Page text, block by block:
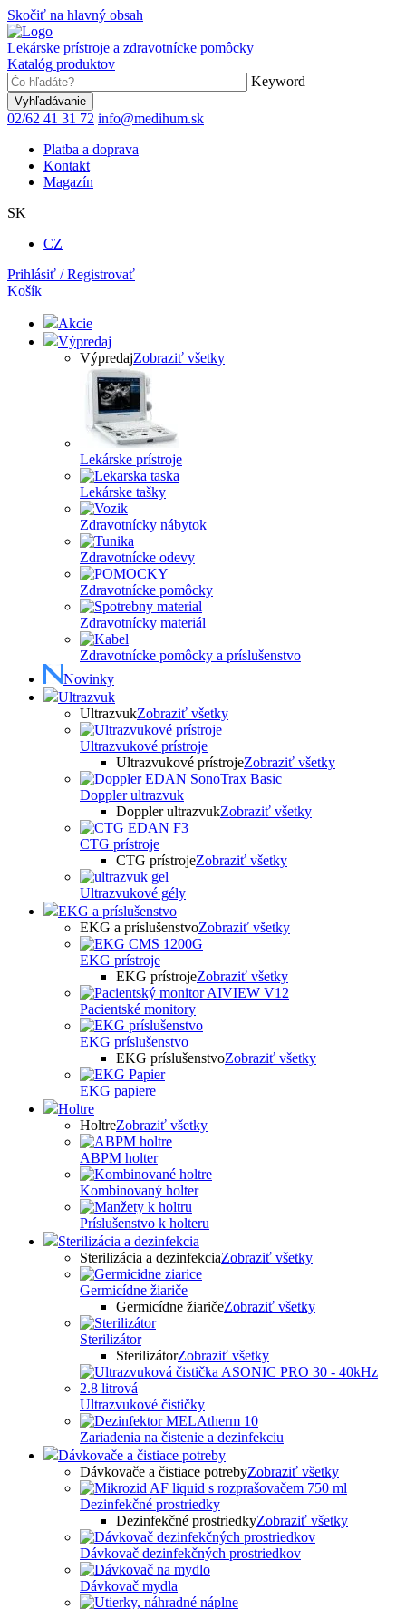
Skočiť na hlavný obsah
Lekárske prístroje a zdravotnícke pomôcky
Katalóg produktov
Keyword
02/62 41 31 72 info@medihum.sk
Platba a doprava
Kontakt
Magazín
SK
CZ
Prihlásiť / Registrovať
Košík
Akcie
Výpredaj
VýpredajZobraziť všetky
Lekárske prístroje
Lekárske tašky
Zdravotnícky nábytok
Zdravotnícke odevy
Zdravotnícke pomôcky
Zdravotnícky materiál
Zdravotnícke pomôcky a príslušenstvo
Novinky
Ultrazvuk
UltrazvukZobraziť všetky
Ultrazvukové prístroje
Ultrazvukové prístrojeZobraziť všetky
Doppler ultrazvuk
Doppler ultrazvukZobraziť všetky
CTG prístroje
CTG prístrojeZobraziť všetky
Ultrazvukové gély
EKG a príslušenstvo
EKG a príslušenstvoZobraziť všetky
EKG prístroje
EKG prístrojeZobraziť všetky
Pacientské monitory
EKG príslušenstvo
EKG príslušenstvoZobraziť všetky
EKG papiere
Holtre
HoltreZobraziť všetky
ABPM holter
Kombinovaný holter
Príslušenstvo k holteru
Sterilizácia a dezinfekcia
Sterilizácia a dezinfekciaZobraziť všetky
Germicídne žiariče
Germicídne žiaričeZobraziť všetky
Sterilizátor
SterilizátorZobraziť všetky
Ultrazvukové čističky
Zariadenia na čistenie a dezinfekciu
Dávkovače a čistiace potreby
Dávkovače a čistiace potrebyZobraziť všetky
Dezinfekčné prostriedky
Dezinfekčné prostriedkyZobraziť všetky
Dávkovač dezinfekčných prostriedkov
Dávkovač mydla